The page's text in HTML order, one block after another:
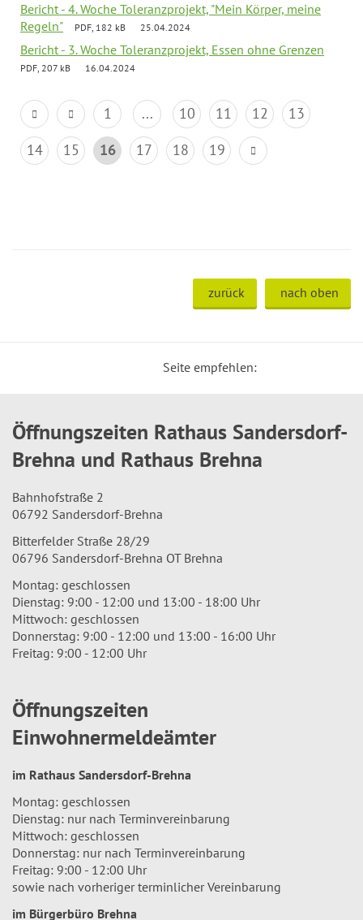
Bericht - 4. Woche Toleranzprojekt, "Mein Körper, meine
Regeln"
PDF, 182 kB 25.04.2024
Bericht - 3. Woche Toleranzprojekt, Essen ohne Grenzen
PDF, 207 kB 16.04.2024
1 ... 10 11 12
13
14
15 16 17 18 19
zurück nach oben
Seite empfehlen:
Öffnungszeiten Rathaus Sandersdorf-
Brehna und Rathaus Brehna
Bahnhofstraße 2
06792 Sandersdorf-Brehna
Bitterfelder Straße 28/29
06796 Sandersdorf-Brehna OT Brehna
Montag: geschlossen
Dienstag: 9:00 - 12:00 und 13:00 - 18:00 Uhr
Mittwoch: geschlossen
Donnerstag: 9:00 - 12:00 und 13:00 - 16:00 Uhr
Freitag: 9:00 - 12:00 Uhr
Öffnungszeiten
Einwohnermeldeämter
im Rathaus Sandersdorf-Brehna
Montag: geschlossen
Dienstag: nur nach Terminvereinbarung
Mittwoch: geschlossen
Donnerstag: nur nach Terminvereinbarung
Freitag: 9:00 - 12:00 Uhr
sowie nach vorheriger terminlicher Vereinbarung
im Bürgerbüro Brehna